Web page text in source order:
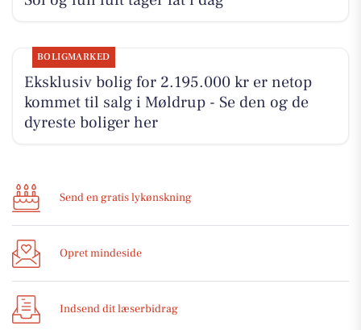
BOLIGMARKED
Eksklusiv bolig for 2.195.000 kr er netop
kommet til salg i Møldrup - Se den og de
dyreste boliger her
Send en gratis lykønskning
Opret mindeside
Indsend dit læserbidrag